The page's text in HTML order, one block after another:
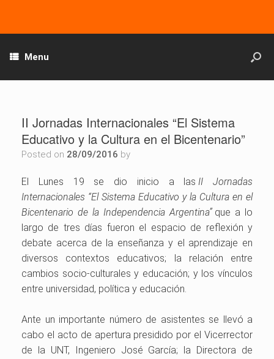
Menu
II Jornadas Internacionales “El Sistema
Educativo y la Cultura en el Bicentenario”
Posted on 28/09/2016 by
El Lunes 19 se dio inicio a las II Jornadas
Internacionales “El Sistema Educativo y la Cultura en el
Bicentenario de la Independencia Argentina”que a lo
largo de tres días fueron el espacio de reflexión y
debate acerca de la enseñanza y el aprendizaje en
diversos contextos educativos; la relación entre
cambios socio-culturales y educación; y los vínculos
entre universidad, política y educación.
Ante un importante número de asistentes se llevó a
cabo el acto de apertura presidido por el Vicerrector
de la UNT, Ingeniero José García; la Directora de